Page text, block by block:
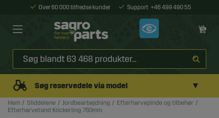
Over 60 000 tilfredse kunder Support +46 499 490 55
Søg reservedele via model ▼
Hem Sliddelene Jordbearbejdning
Efterharvepinde og tilbehør
Efterharvetand Köckerling 760mm